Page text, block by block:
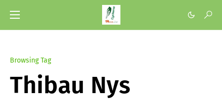
Browsing Tag
Thibau Nys